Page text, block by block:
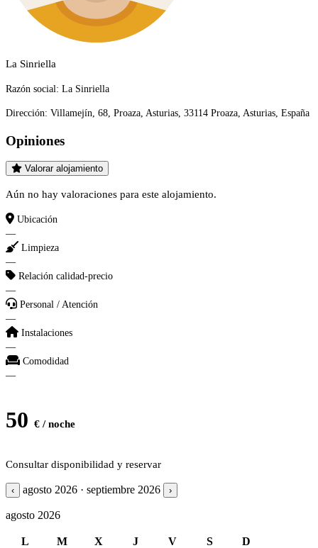
La Sinriella
Razón social: La Sinriella
Dirección: Villamejín, 68, Proaza, Asturias, 33114 Proaza, Asturias, España
Opiniones
Valorar alojamiento
Aún no hay valoraciones para este alojamiento.
Ubicación
—
Limpieza
—
Relación calidad-precio
—
Personal / Atención
—
Instalaciones
—
Comodidad
—
50 € / noche
Consultar disponibilidad y reservar
‹ agosto 2026 · septiembre 2026 ›
agosto 2026
L M X J V S
D